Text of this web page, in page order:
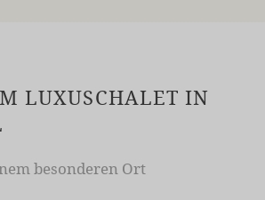
LUXUSCHALET IN
besonderen Ort